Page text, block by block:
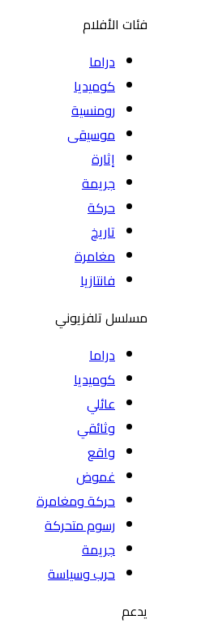
فئات الأفلام
دراما
كوميديا
رومنسية
موسيقى
إثارة
جريمة
حركة
تاريخ
مغامرة
فانتازيا
مسلسل تلفزيوني
دراما
كوميديا
عائلي
وثائقي
واقع
غموض
حركة ومغامرة
رسوم متحركة
جريمة
حرب وسياسة
يدعم